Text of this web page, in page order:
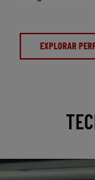
EXPLORAR